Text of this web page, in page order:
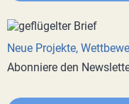
Neue Projekte,
Abonniere den